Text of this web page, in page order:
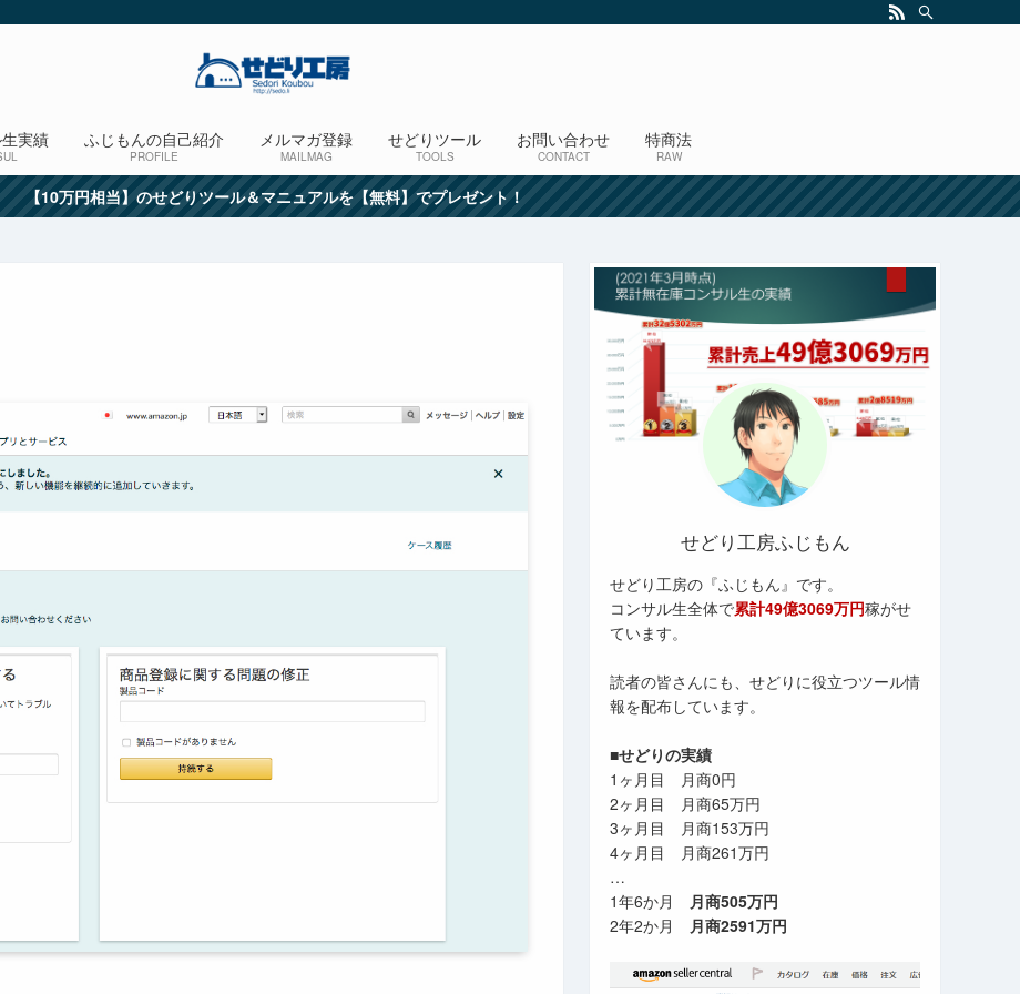
実績 ふじもんの自己紹介
PROFILE
メルマガ登録
MAILMAG
せどりツール
TOOLS
お問い合わせ
CONTACT
特商法
RAW
【10万円相当】のせどりツール＆マニュアルを【無料】でプレゼント！
せどり工房ふじもん
せどり工房の『ふじもん』です。
コンサル生全体で累計49億3069万円稼がせ
ています。
読者の皆さんにも、せどりに役立つツール情
報を配布しています。
■せどりの実績
1ヶ月目 月商0円
2ヶ月目 月商65万円
3ヶ月目 月商153万円
4ヶ月目 月商261万円
…
1年6か月 月商505万円
2年2か月 月商2591万円